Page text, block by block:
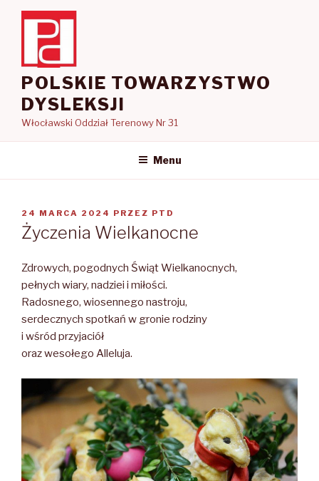
Przejdź
POLSKIE TOWARZYSTWO
DYSLEKSJI
Włocławski Oddział Terenowy Nr 31
Menu
OPUBLIKOWANE
W
24 MARCA 2024 PRZEZ PTD
Życzenia Wielkanocne
Zdrowych, pogodnych Świąt Wielkanocnych,
pełnych wiary, nadziei i miłości.
Radosnego, wiosennego nastroju,
serdecznych spotkań w gronie rodziny
i wśród przyjaciół
oraz wesołego Alleluja.